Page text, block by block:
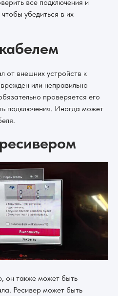
все подключения и
убедиться в их
от внешних устройств к
или неправильно
проверяется его
подключения. Иногда может
он также может быть
Ресивер может быть